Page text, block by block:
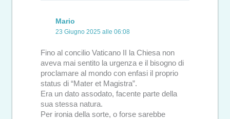
Mario
23 Giugno 2025 alle 06:08
Fino al concilio Vaticano II la Chiesa non
aveva mai sentito la urgenza e il bisogno di
proclamare al mondo con enfasi il proprio
status di “Mater et Magistra”.
Era un dato assodato, facente parte della
sua stessa natura.
Per ironia della sorte, o forse sarebbe